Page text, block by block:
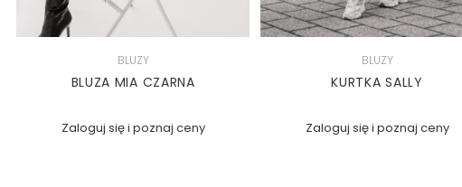
BLUZY
BLUZA MIA CZARNA
Zaloguj się i poznaj ceny
BLUZY
KURTKA SALLY
Zaloguj się i poznaj ceny